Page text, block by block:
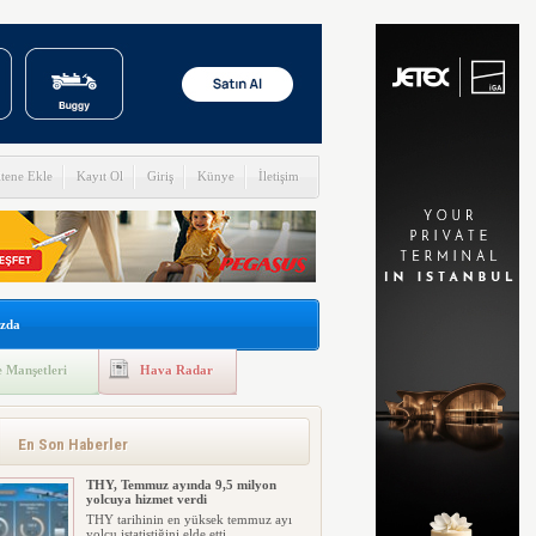
Ekle Kayıt Ol Giriş Künye İletişim
Manşetleri Hava Radar
En Son Haberler
THY, Temmuz ayında 9,5 milyon
yolcuya hizmet verdi
THY tarihinin en yüksek temmuz ayı